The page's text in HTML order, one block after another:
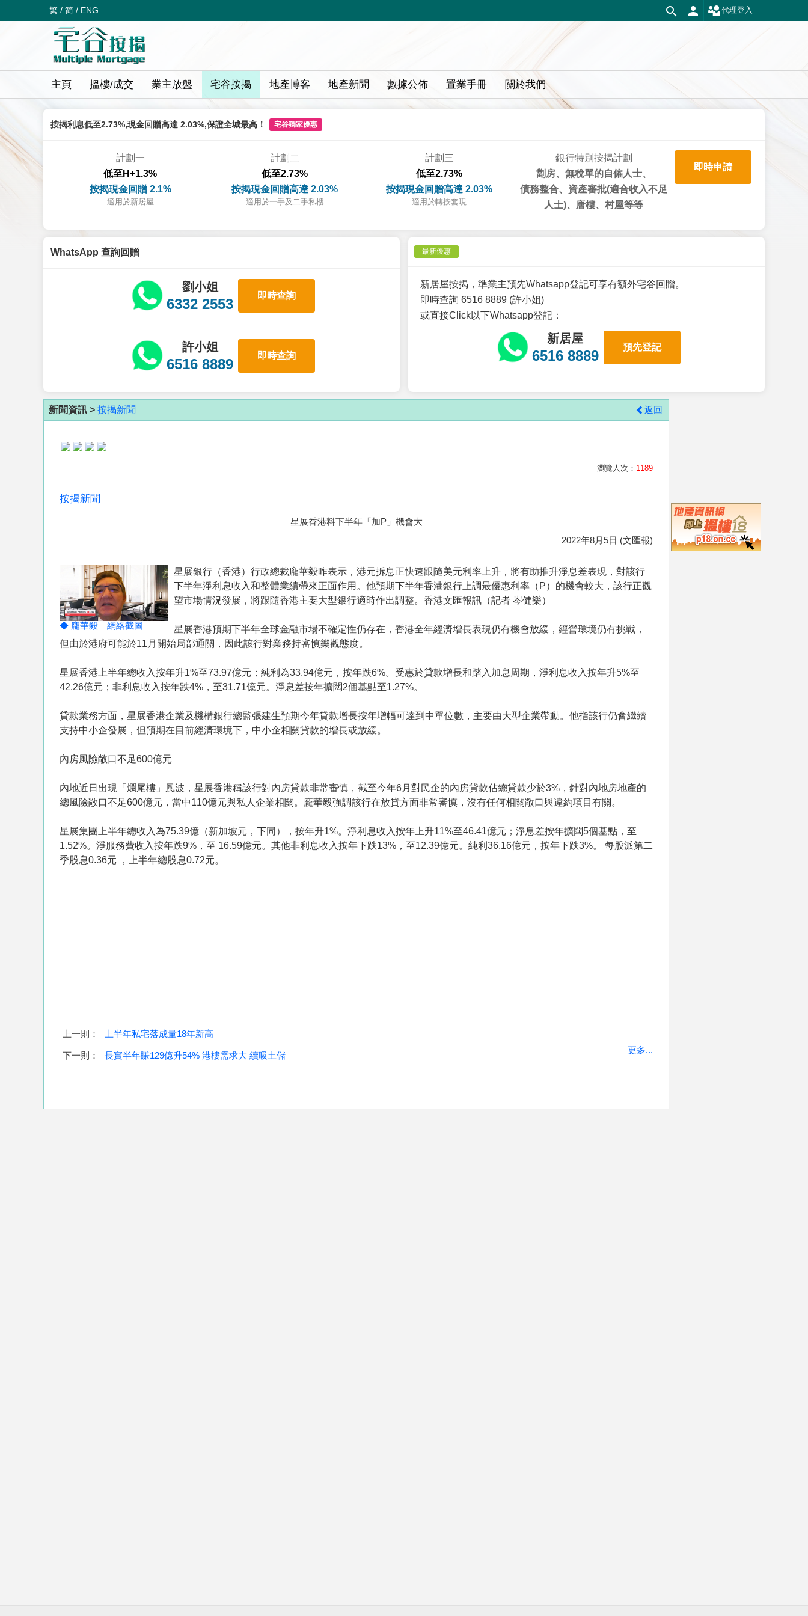
繁 / 简 / ENG 代理登入
主頁 搵樓/成交 業主放盤 宅谷按揭 地產博客 地產新聞 數據公佈 置業手冊 關於我們
按揭利息低至2.73%,現金回贈高達 2.03%,保證全城最高！ 宅谷獨家優惠
計劃一
低至H+1.3%
按揭現金回贈 2.1%
適用於新居屋
計劃二
低至2.73%
按揭現金回贈高達 2.03%
適用於一手及二手私樓
計劃三
低至2.73%
按揭現金回贈高達 2.03%
適用於轉按套現
銀行特別按揭計劃
劏房、無稅單的自僱人士、
債務整合、資產審批(適合收入不足
人士)、唐樓、村屋等等
即時申請
WhatsApp 查詢回贈
劉小姐
6332 2553
即時查詢
許小姐
6516 8889
即時查詢
最新優惠
新居屋按揭，準業主預先Whatsapp登記可享有額外宅谷回贈。
即時查詢 6516 8889 (許小姐)
或直接Click以下Whatsapp登記：
新居屋
6516 8889
預先登記
新聞資訊 > 按揭新聞 返回
瀏覽人次： 1189
按揭新聞
星展香港料下半年「加P」機會大
2022年8月5日 (文匯報)
◆ 龐華毅 網絡截圖
星展銀行（香港）行政總裁龐華毅昨表示，港元拆息正快速跟隨美元利率上升，將有助推升淨息差表現，對該行
下半年淨利息收入和整體業績帶來正面作用。他預期下半年香港銀行上調最優惠利率（P）的機會較大，該行正觀
望市場情況發展，將跟隨香港主要大型銀行適時作出調整。香港文匯報訊（記者 岑健樂）
星展香港預期下半年全球金融市場不確定性仍存在，香港全年經濟增長表現仍有機會放緩，經營環境仍有挑戰，
但由於港府可能於11月開始局部通關，因此該行對業務持審慎樂觀態度。
星展香港上半年總收入按年升1%至73.97億元；純利為33.94億元，按年跌6%。受惠於貸款增長和踏入加息周期，淨利息收入按年升5%至
42.26億元；非利息收入按年跌4%，至31.71億元。淨息差按年擴闊2個基點至1.27%。
貸款業務方面，星展香港企業及機構銀行總監張建生預期今年貸款增長按年增幅可達到中單位數，主要由大型企業帶動。他指該行仍會繼續
支持中小企發展，但預期在目前經濟環境下，中小企相關貸款的增長或放緩。
內房風險敞口不足600億元
內地近日出現「爛尾樓」風波，星展香港稱該行對內房貸款非常審慎，截至今年6月對民企的內房貸款佔總貸款少於3%，針對內地房地產的
總風險敞口不足600億元，當中110億元與私人企業相關。龐華毅強調該行在放貸方面非常審慎，沒有任何相關敞口與違約項目有關。
星展集團上半年總收入為75.39億（新加坡元，下同），按年升1%。淨利息收入按年上升11%至46.41億元；淨息差按年擴闊5個基點，至
1.52%。淨服務費收入按年跌9%，至 16.59億元。其他非利息收入按年下跌13%，至12.39億元。純利36.16億元，按年下跌3%。 每股派第二
季股息0.36元 ，上半年總股息0.72元。
上一則： 上半年私宅落成量18年新高
下一則： 長實半年賺129億升54% 港樓需求大 續吸土儲
更多...